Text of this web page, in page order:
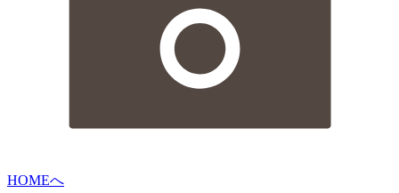
HOMEへ